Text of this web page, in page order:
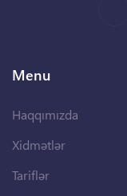
Menu
Haqqımızda
Xidmətlər
Tariflər